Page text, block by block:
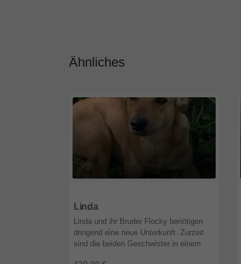
Ähnliches
Linda
Linda und ihr Bruder Flocky benötigen
dringend eine neue Unterkunft. Zurzeit
sind die beiden Geschwister in einem